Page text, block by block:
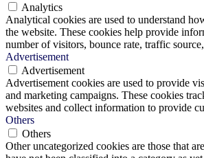
Analytics
Analytical cookies are used to understand
the website. These cookies help provide
number of visitors, bounce rate, traffic
Advertisement
Advertisement
Advertisement cookies are used to provide
and marketing campaigns. These cookies
websites and collect information to provide
Others
Others
Other uncategorized cookies are those that